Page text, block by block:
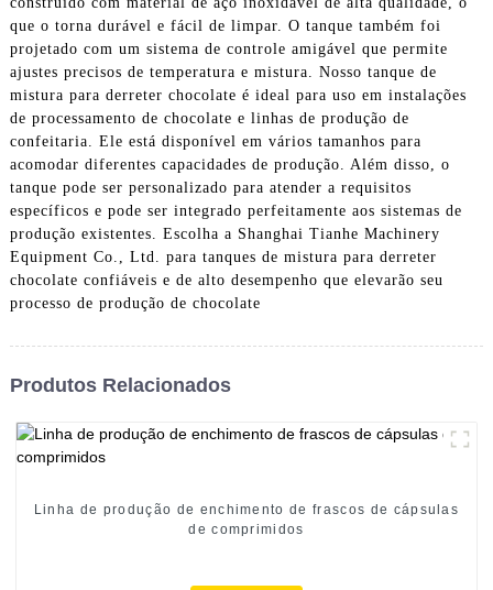
que o torna durável e fácil de limpar. O tanque também foi
projetado com um sistema de controle amigável que permite
ajustes precisos de temperatura e mistura. Nosso tanque de
mistura para derreter chocolate é ideal para uso em instalações
de processamento de chocolate e linhas de produção de
confeitaria. Ele está disponível em vários tamanhos para
acomodar diferentes capacidades de produção. Além disso, o
tanque pode ser personalizado para atender a requisitos
específicos e pode ser integrado perfeitamente aos sistemas de
produção existentes. Escolha a Shanghai Tianhe Machinery
Equipment Co., Ltd. para tanques de mistura para derreter
chocolate confiáveis ​​e de alto desempenho que elevarão seu
processo de produção de chocolate
Produtos Relacionados
Linha de produção de enchimento de frascos de cápsulas
de comprimidos